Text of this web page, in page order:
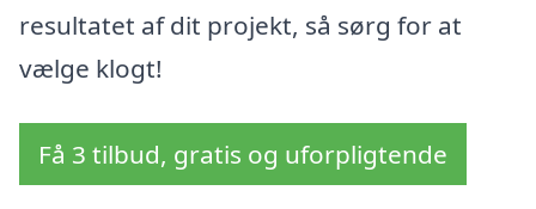
resultatet af dit projekt, så sørg for at
vælge klogt!
Få 3 tilbud, gratis og uforpligtende